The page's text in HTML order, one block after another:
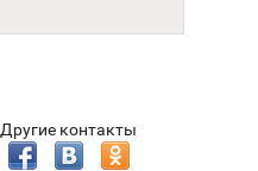
Другие контакты